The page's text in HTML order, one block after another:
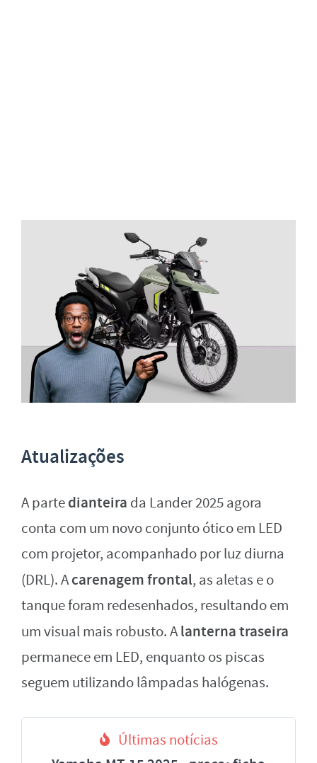
Atualizações
A partedianteira da Lander 2025 agora
conta com um novo conjunto ótico em LED
com projetor, acompanhado por luz diurna
(DRL). Acarenagem frontal, as aletas e o
tanque foram redesenhados, resultando em
um visual mais robusto. Alanterna traseira
permanece em LED, enquanto os piscas
seguem utilizando lâmpadas halógenas.
Últimas notícias